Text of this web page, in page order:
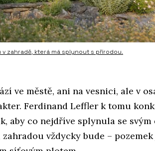
zahradě, která má splynout s přírodou.
ve městě, ani na vesnici, ale v
Ferdinand Leffler k tomu
aby co nejdříve splynula se svým
vždycky bude –